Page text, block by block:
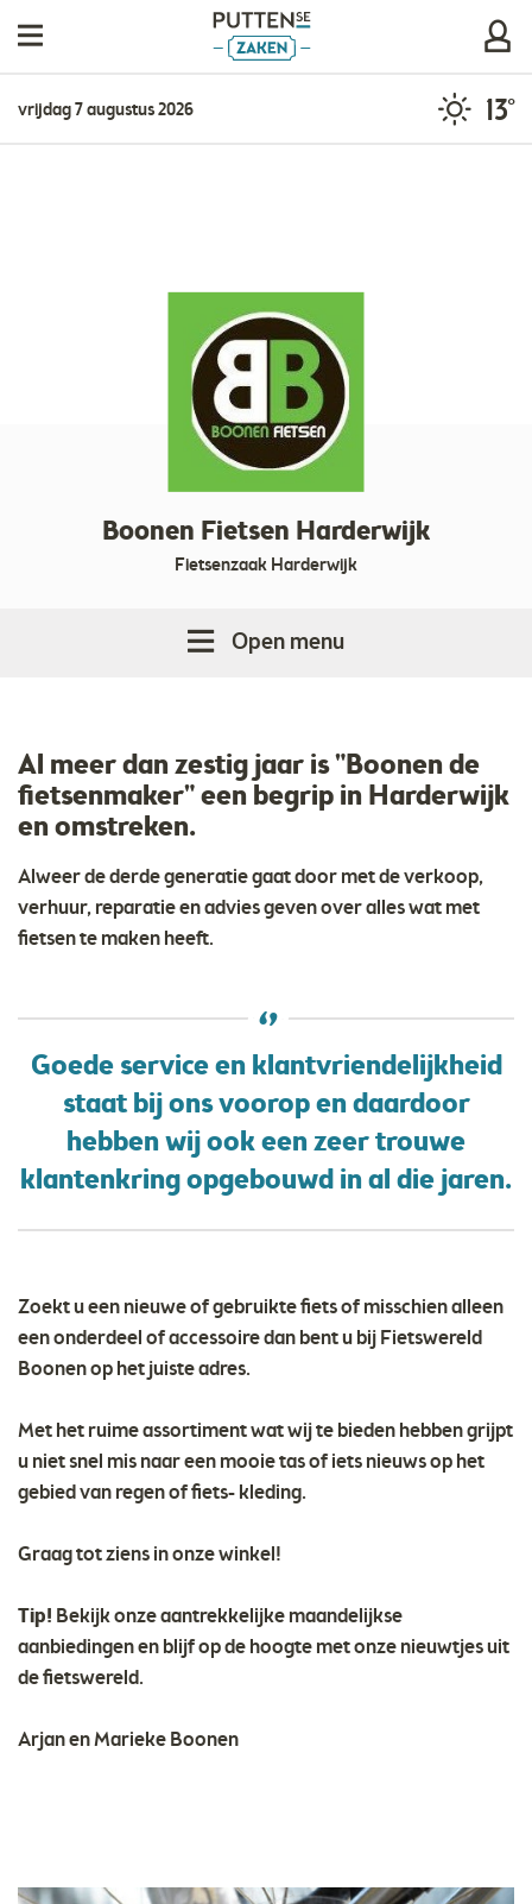
vrijdag 7 augustus 2026 13°
Boonen Fietsen Harderwijk
Fietsenzaak Harderwijk
Open menu
Al meer dan zestig jaar is "Boonen de
fietsenmaker" een begrip in Harderwijk
en omstreken.
Alweer de derde generatie gaat door met de verkoop,
verhuur, reparatie en advies geven over alles wat met
fietsen te maken heeft.
Goede service en klantvriendelijkheid
staat bij ons voorop en daardoor
hebben wij ook een zeer trouwe
klantenkring opgebouwd in al die jaren.
Zoekt u een nieuwe of gebruikte fiets of misschien alleen
een onderdeel of accessoire dan bent u bij Fietswereld
Boonen op het juiste adres.
Met het ruime assortiment wat wij te bieden hebben grijpt
u niet snel mis naar een mooie tas of iets nieuws op het
gebied van regen of fiets- kleding.
Graag tot ziens in onze winkel!
Tip! Bekijk onze aantrekkelijke maandelijkse
aanbiedingen en blijf op de hoogte met onze nieuwtjes uit
de fietswereld.
Arjan en Marieke Boonen